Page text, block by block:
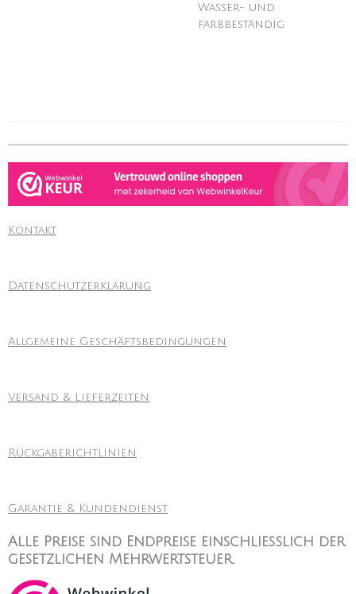
Wasser- und
farbbeständig
Kontakt
Datenschutzerklärung
Allgemeine Geschäftsbedingungen
Versand & Lieferzeiten
Rückgaberichtlinien
Garantie & Kundendienst
Alle Preise sind Endpreise einschließlich der
gesetzlichen Mehrwertsteuer.